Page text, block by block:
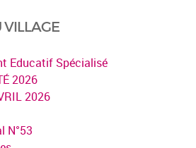
VILLAGE
Educatif Spécialisé
2026
2026
N°53